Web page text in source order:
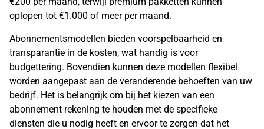
oplopen tot €1.000 of meer per maand.
Abonnementsmodellen bieden voorspelbaarheid en
transparantie in de kosten, wat handig is voor
budgettering. Bovendien kunnen deze modellen flexibel
worden aangepast aan de veranderende behoeften van uw
bedrijf. Het is belangrijk om bij het kiezen van een
abonnement rekening te houden met de specifieke
diensten die u nodig heeft en ervoor te zorgen dat het